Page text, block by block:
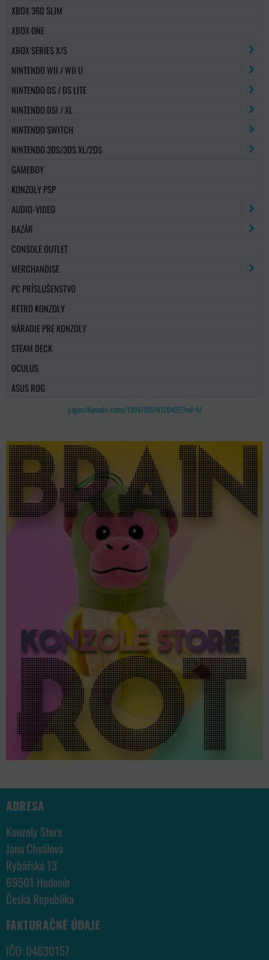
XBOX 360 SLIM
XBOX ONE
XBOX SERIES X/S
NINTENDO WII / WII U
NINTENDO DS / DS LITE
NINTENDO DSI / XL
NINTENDO SWITCH
NINTENDO 3DS/3DS XL/2DS
GAMEBOY
KONZOLY PSP
AUDIO-VIDEO
BAZÁR
CONSOLE OUTLET
MERCHANDISE
PC PRÍSLUŠENSTVO
RETRO KONZOLY
NÁRADIE PRE KONZOLY
STEAM DECK
OCULUS
ASUS ROG
pages/Konzole-store/1394715514120425?ref=hl
ADRESA
Konzoly Store
Jana Chválová
Rybářská 13
69501 Hodonín
Česká Republika
FAKTURAČNÉ ÚDAJE
IČO: 04630157